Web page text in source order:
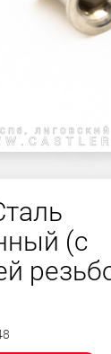
(с